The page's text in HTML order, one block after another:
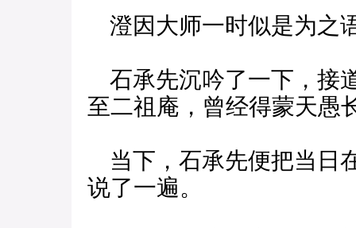
澄因大师一时似是为之
石承先沉吟了一下，接
至二祖庵，曾经得蒙天
当下，石承先便把当日
说了一遍。